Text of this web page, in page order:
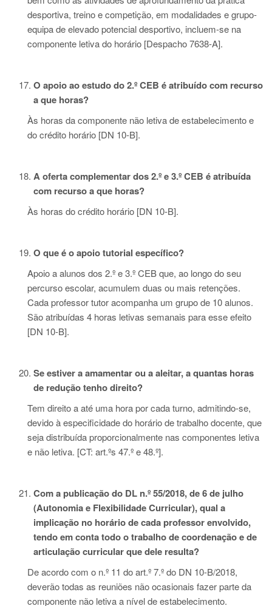
desportiva, treino e competição, em modalidades e grupo-
equipa de elevado potencial desportivo, incluem-se na
componente letiva do horário [Despacho 7638-A].
O apoio ao estudo do 2.º CEB é atribuído com recurso
a que horas?
Às horas da componente não letiva de estabelecimento e
do crédito horário [DN 10-B].
A oferta complementar dos 2.º e 3.º CEB é atribuída
com recurso a que horas?
Às horas do crédito horário [DN 10-B].
O que é o apoio tutorial específico?
Apoio a alunos dos 2.º e 3.º CEB que, ao longo do seu
percurso escolar, acumulem duas ou mais retenções.
Cada professor tutor acompanha um grupo de 10 alunos.
São atribuídas 4 horas letivas semanais para esse efeito
[DN 10-B].
Se estiver a amamentar ou a aleitar, a quantas horas
de redução tenho direito?
Tem direito a até uma hora por cada turno, admitindo-se,
devido à especificidade do horário de trabalho docente, que
seja distribuída proporcionalmente nas componentes letiva
e não letiva. [CT: art.ºs 47.º e 48.º].
Com a publicação do DL n.º 55/2018, de 6 de julho
(Autonomia e Flexibilidade Curricular), qual a
implicação no horário de cada professor envolvido,
tendo em conta todo o trabalho de coordenação e de
articulação curricular que dele resulta?
De acordo com o n.º 11 do art.º 7.º do DN 10-B/2018,
deverão todas as reuniões não ocasionais fazer parte da
componente não letiva a nível de estabelecimento.